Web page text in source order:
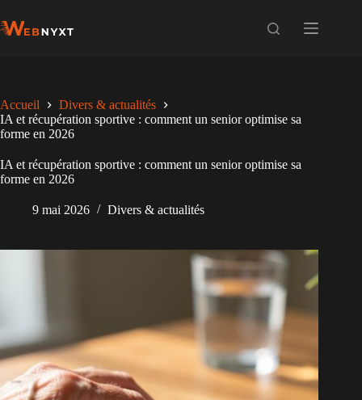
au
contenu
Accueil
Divers & actualités
IA et récupération sportive : comment un senior optimise sa
forme en 2026
IA et récupération sportive : comment un senior optimise sa
forme en 2026
9 mai 2026 Divers & actualités